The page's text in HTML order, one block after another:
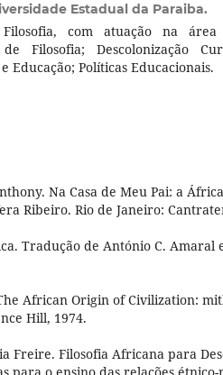
Estadual da Paraiba.
com atuação na
Filosofia; Descolonização
Educação; Políticas Educacionais.
Na Casa de Meu Pai: a
Ribeiro. Rio de Janeiro:
Tradução de António C. Amaral
African Origin of Civilization:
Hill, 1974.
Freire. Filosofia Africana para